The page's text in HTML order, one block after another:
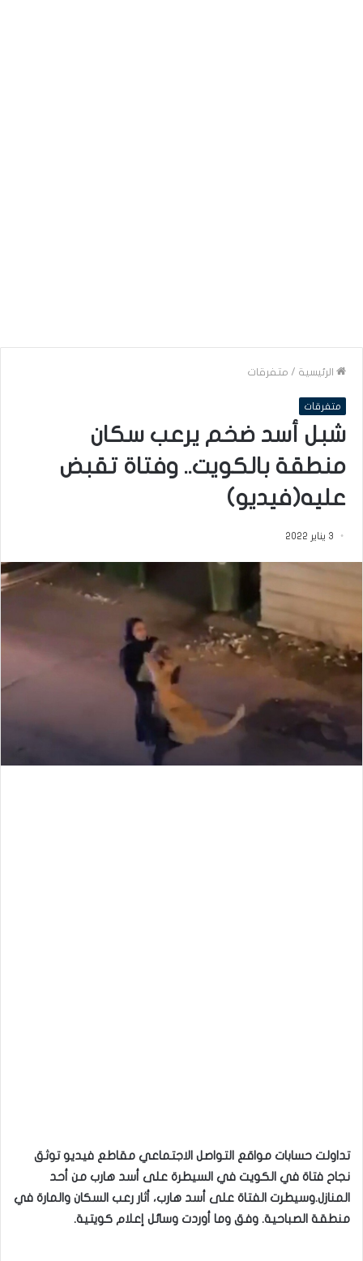
الرئيسية / متفرقات
متفرقات
شبل أسد ضخم يرعب سكان
منطقة بالكويت.. وفتاة تقبض
عليه(فيديو)
3 يناير 2022
تداولت حسابات مواقع التواصل الاجتماعي مقاطع فيديو توثق
نجاح فتاة في الكويت في السيطرة على أسد هارب من أحد
المنازل.وسيطرت الفتاة على أسد هارب، أثار رعب السكان والمارة في
منطقة الصباحية. وفق وما أوردت وسائل إعلام كويتية.